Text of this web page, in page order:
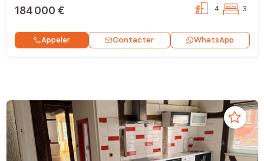
184 000 € 4 3
Appeler Contacter WhatsApp